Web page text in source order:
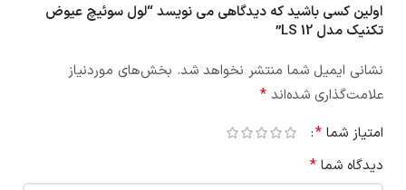
اولین کسی باشید که دیدگاهی می نویسد “لول سوئیچ عیوض
تکنیک مدل LS 12”
نشانی ایمیل شما منتشر نخواهد شد. بخش‌های موردنیاز
علامت‌گذاری شده‌اند *
امتیاز شما *
دیدگاه شما *